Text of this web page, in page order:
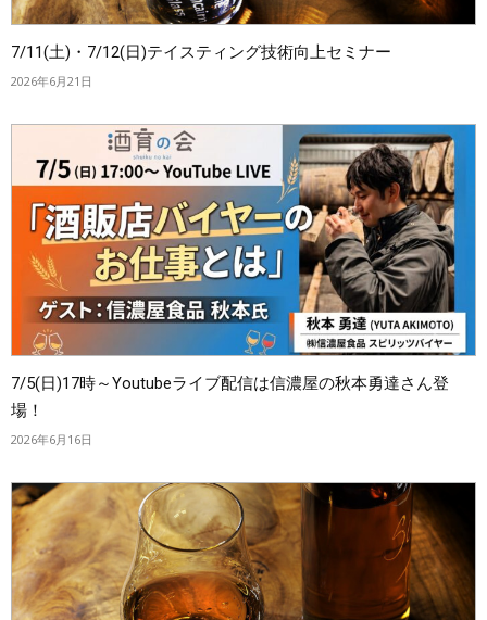
7/11(土)・7/12(日)テイスティング技術向上セミナー
2026年6月21日
7/5(日)17時～Youtubeライブ配信は信濃屋の秋本勇達さん登
場！
2026年6月16日